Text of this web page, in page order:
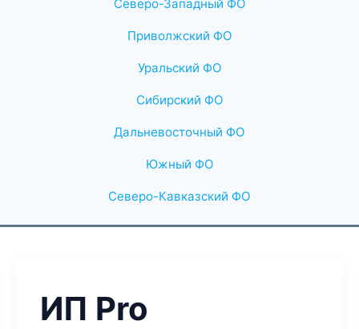
Северо-Западный ФО
Приволжский ФО
Уральский ФО
Сибирский ФО
Дальневосточный ФО
Южный ФО
Северо-Кавказский ФО
ИП Pro